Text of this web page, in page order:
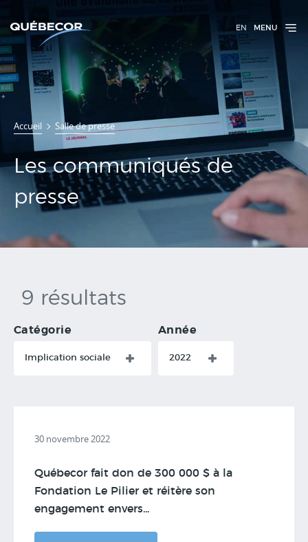
EN MENU
Accueil Salle de presse
Communiqués
de presse
Les communiqués de
presse
9 résultats
Catégorie
Implication sociale
Année
2022
30 novembre 2022
Québecor fait don de 300 000 $ à la
Fondation Le Pilier et réitère son
engagement envers...